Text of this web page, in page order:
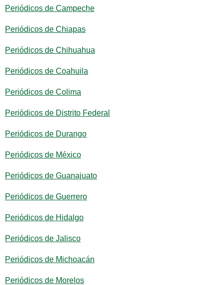
Periódicos de Campeche
Periódicos de Chiapas
Periódicos de Chihuahua
Periódicos de Coahuila
Periódicos de Colima
Periódicos de Distrito Federal
Periódicos de Durango
Periódicos de México
Periódicos de Guanajuato
Periódicos de Guerrero
Periódicos de Hidalgo
Periódicos de Jalisco
Periódicos de Michoacán
Periódicos de Morelos